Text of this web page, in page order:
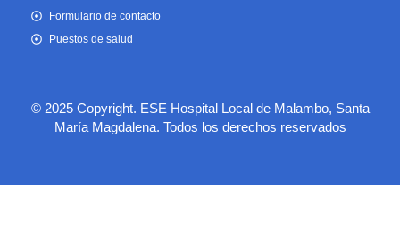
Formulario de contacto
Puestos de salud
© 2025 Copyright. ESE Hospital Local de Malambo, Santa
María Magdalena. Todos los derechos reservados